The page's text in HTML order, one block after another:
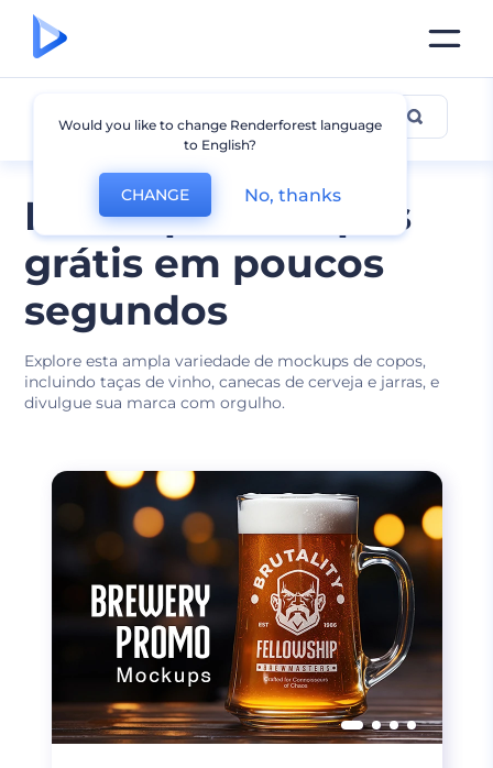
Mockups de copos
grátis em poucos
segundos
Explore esta ampla variedade de mockups de copos,
incluindo taças de vinho, canecas de cerveja e jarras, e
divulgue sua marca com orgulho.
Mockup de Copos
Would you like to change Renderforest language
to English?
CHANGE No, thanks